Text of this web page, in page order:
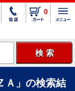
0
Ａ」の検索結